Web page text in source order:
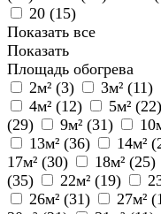
20 (15)
Показать все
Показать
Площадь обогрева
2м² (3) 3м² (11)
4м² (12) 5м² (22)
(29) 9м² (31)
13м² (36) 14м² (
17м² (30) 18м² (25)
(35) 22м² (19)
26м² (31) 27м² (